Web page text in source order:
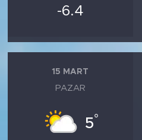
-6.4
15 MART
PAZAR
5°